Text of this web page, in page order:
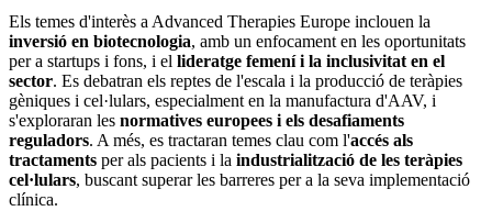
Els temes d'interès a Advanced Therapies Europe inclouen la
inversió en biotecnologia, amb un enfocament en les oportunitats
per a startups i fons, i el lideratge femení i la inclusivitat en el
sector. Es debatran els reptes de l'escala i la producció de teràpies
gèniques i cel·lulars, especialment en la manufactura d'AAV, i
s'exploraran les normatives europees i els desafiaments
reguladors. A més, es tractaran temes clau com l'accés als
tractaments per als pacients i la industrialització de les teràpies
cel·lulars, buscant superar les barreres per a la seva implementació
clínica.